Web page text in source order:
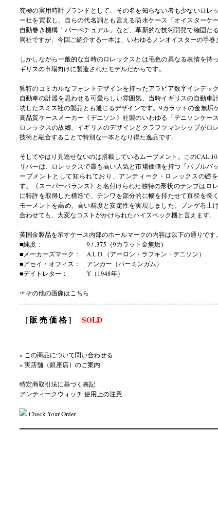
究極の実用時計ブランドとして、その名を知らない者も少ないロレ
ー社を買収し、自らの代名詞とも言える防水ケース「オイスターケ
自動巻き機構「パーペチュアル」など、革新的な技術開発で確固た
同社ですが、今回ご紹介する一本は、いわゆるノンオイスターの手巻
しかしながら一般的な当時のロレックスとは毛色の異なる表情を持
ギリスの市場向けに製造されたモデルだからです。
独特のコミカルなフォントデザインを持ったアラビア数字インデッ
自動車の計器を思わせる可愛らしい雰囲気。当時イギリスの自動車
功したスミス社の製品とも通じるデザインです。9カラットの金無垢
高品質ケースメーカー《デニソン》社製のいわゆる「デニソンケー
ロレックスの故郷、イギリスのデザインとクラフツマンシップがロ
技術と融合することで特別な一本となり得た逸品です。
そしてやはり見逃せないのは搭載しているムーブメント。この
リバーは、ロレックスで最も高い人気と市場価値を持つ「バブルバ
ーブメントとして知られており、アンティーク・ロレックスの礎
す。《スーパーバランス》と名付けられた独特の形状のテンプはロ
に特許を取得した構造で、テンワを部分的に幅を持たせて直径を長
モーメントを高め、高い精度と安定性を実現しました。ブレゲ巻上
合わせても、大変なコストがかけられたハイスペック機と言えます。
英国金製品を示すケース内部のホールマークの内容は以下の通りです
■純度： 9 / .375（9カラット金無垢）
■メーカーズマーク： A.L.D.（アーロン・ラフキン・デニソン）
■アセイ・オフィス： アンカー（バーミンガム）
■デイトレター： Y（1948年）
☞その他の画像はこちら
[ 販 売 価 格 ] SOLD
» この商品について問い合わせる
» 実店舗（銀座店）のご案内
特定商取引法に基づく表記
アンティークウォッチ 使用上の注意
Check Your Order